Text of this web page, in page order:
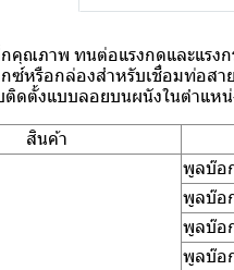
คุณภาพ ทนต่อแรงกดและแรง
ซ์หรือกล่องสำหรับเชื่อมท่อสา
ติดตั้งแบบลอยบนผนังในตำแ
สินค้า
พูลบ๊อ
พูลบ๊อ
พูลบ๊อ
พูลบ๊อ